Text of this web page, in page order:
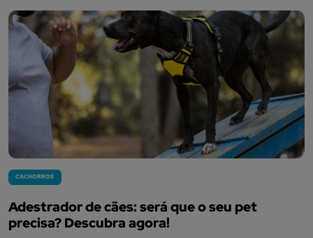
CACHORROS
Adestrador de cães: será que o seu pet
precisa? Descubra agora!